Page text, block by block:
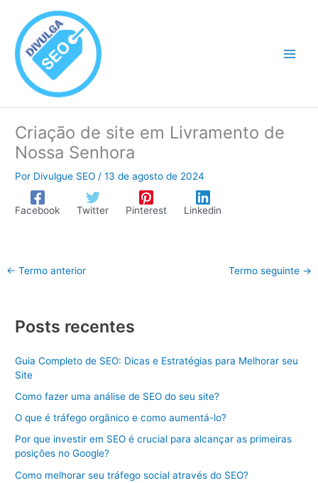
conteúdo
Criação de site em Livramento de
Nossa Senhora
Por Divulgue SEO /13 de agosto de 2024
Facebook Twitter Pinterest Linkedin
← Termo anterior Termo seguinte →
Posts recentes
Guia Completo de SEO: Dicas e Estratégias para Melhorar seu
Site
Como fazer uma análise de SEO do seu site?
O que é tráfego orgânico e como aumentá-lo?
Por que investir em SEO é crucial para alcançar as primeiras
posições no Google?
Como melhorar seu tráfego social através do SEO?